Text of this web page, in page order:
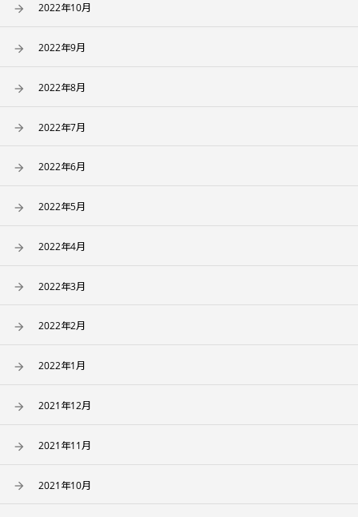
2022年10月
2022年9月
2022年8月
2022年7月
2022年6月
2022年5月
2022年4月
2022年3月
2022年2月
2022年1月
2021年12月
2021年11月
2021年10月